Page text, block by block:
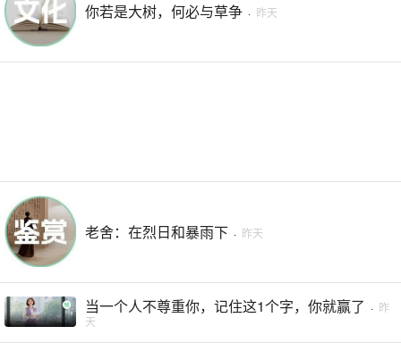
你若是大树，何必与草争 · 昨天
老舍：在烈日和暴雨下 · 昨天
当一个人不尊重你，记住这1个字，你就赢了 · 昨
天